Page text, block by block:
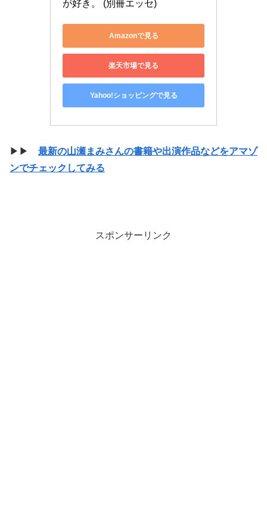
が好き。 (別冊エッセ)
Amazonで見る
楽天市場で見る
Yahoo!ショッピングで見る
▶▶ 最新の山瀬まみさんの書籍や出演作品などをアマゾ
ンでチェックしてみる
スポンサーリンク